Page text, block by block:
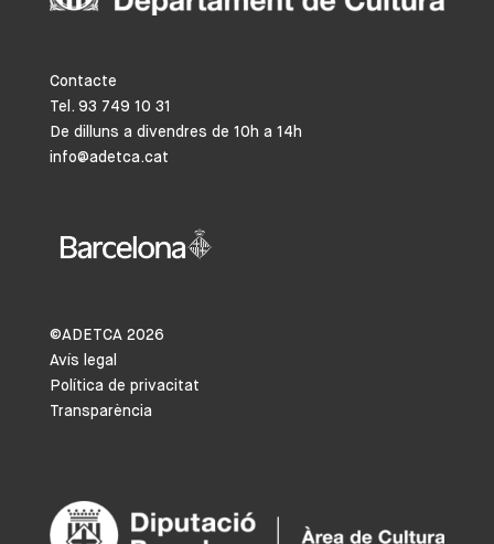
Contacte
Tel. 93 749 10 31
De dilluns a divendres de 10h a 14h
info@adetca.cat
©ADETCA 2026
Avís legal
Política de privacitat
Transparència